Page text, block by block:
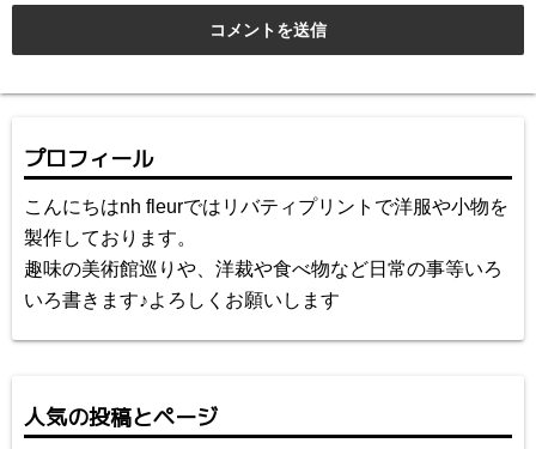
プロフィール
こんにちはnh fleurではリバティプリントで洋服や小物を
製作しております。
趣味の美術館巡りや、洋裁や食べ物など日常の事等いろ
いろ書きます♪よろしくお願いします
人気の投稿とページ